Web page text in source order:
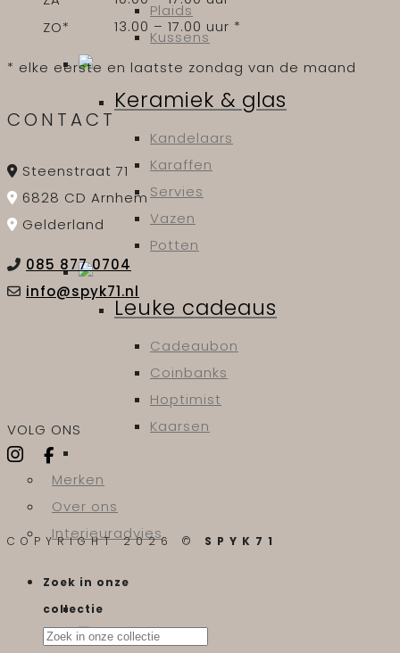
Plaids
Kussens
Keramiek & glas
Kandelaars
Karaffen
Servies
Vazen
Potten
Leuke cadeaus
Cadeaubon
Coinbanks
Hoptimist
Kaarsen
Merken
Over ons
Interieuradvies
ZO*
13.00 – 17.00 uur *
* elke eerste en laatste zondag van de maand
CONTACT
Steenstraat 71
6828 CD Arnhem
Gelderland
085 877 0704
info@spyk71.nl
VOLG ONS
COPYRIGHT 2026 © SPYK71
Zoek in onze
collectie